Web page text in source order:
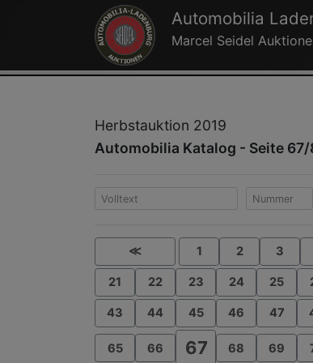
Automobilia
Marcel Seidel
Herbstauktion 2019
Automobilia Katalog - Seite 67/
≪ 1 2 3
21 22 23 24 25
43 44 45 46 47
65 66 67 68 69